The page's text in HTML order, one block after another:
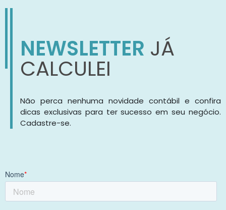
NEWSLETTER JÁ
CALCULEI
Não perca nenhuma novidade contábil e confira
dicas exclusivas para ter sucesso em seu negócio.
Cadastre-se.